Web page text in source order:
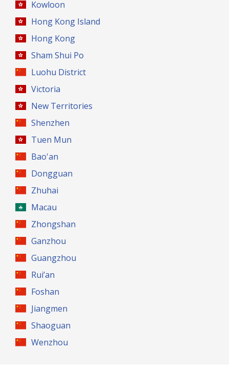
Kowloon
Hong Kong Island
Hong Kong
Sham Shui Po
Luohu District
Victoria
New Territories
Shenzhen
Tuen Mun
Bao'an
Dongguan
Zhuhai
Macau
Zhongshan
Ganzhou
Guangzhou
Rui’an
Foshan
Jiangmen
Shaoguan
Wenzhou